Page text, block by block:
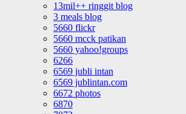
13mil++ ringgit blog
3 meals blog
5660 flickr
5660 mcck patikan
5660 yahoo!groups
6266
6569 jubli intan
6569 jublintan.com
6672 photos
6870